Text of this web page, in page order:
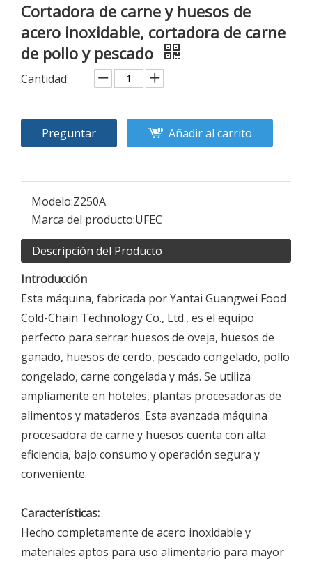
Cortadora de carne y huesos de
acero inoxidable, cortadora de carne
de pollo y pescado
Cantidad:
Preguntar Añadir al carrito
Modelo:Z250A
Marca del producto:UFEC
Descripción del Producto
Introducción
Esta máquina, fabricada por Yantai Guangwei Food
Cold-Chain Technology Co., Ltd., es el equipo
perfecto para serrar huesos de oveja, huesos de
ganado, huesos de cerdo, pescado congelado, pollo
congelado, carne congelada y más. Se utiliza
ampliamente en hoteles, plantas procesadoras de
alimentos y mataderos. Esta avanzada máquina
procesadora de carne y huesos cuenta con alta
eficiencia, bajo consumo y operación segura y
conveniente.
Características:
Hecho completamente de acero inoxidable y
materiales aptos para uso alimentario para mayor